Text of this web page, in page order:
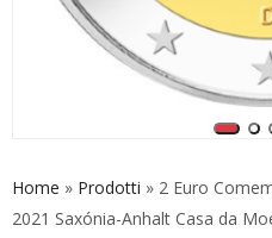
Home » Prodotti » 2 Euro
2021 Saxónia-Anhalt Casa da